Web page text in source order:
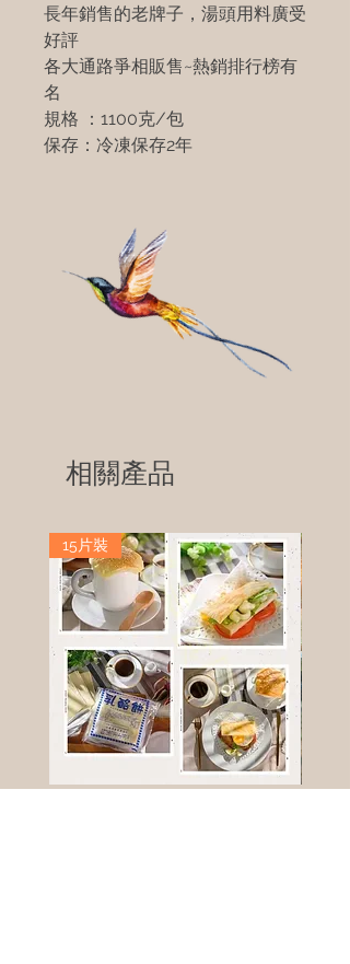
長年銷售的老牌子，湯頭用料廣受
好評
各大通路爭相販售~熱銷排行榜有
名
規格 ：1100克/包
保存：冷凍保存2年
相關產品
15片裝